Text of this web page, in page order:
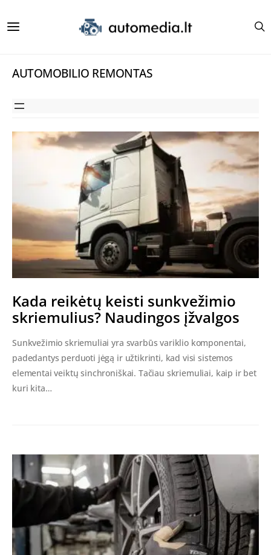
AUTOMOBILIO REMONTAS
Kada reikėtų keisti sunkvežimio
skriemulius? Naudingos įžvalgos
Sunkvežimio skriemuliai yra svarbūs variklio komponentai,
padedantys perduoti jėgą ir užtikrinti, kad visi sistemos
elementai veiktų sinchroniškai. Tačiau skriemuliai, kaip ir bet
kuri kita…